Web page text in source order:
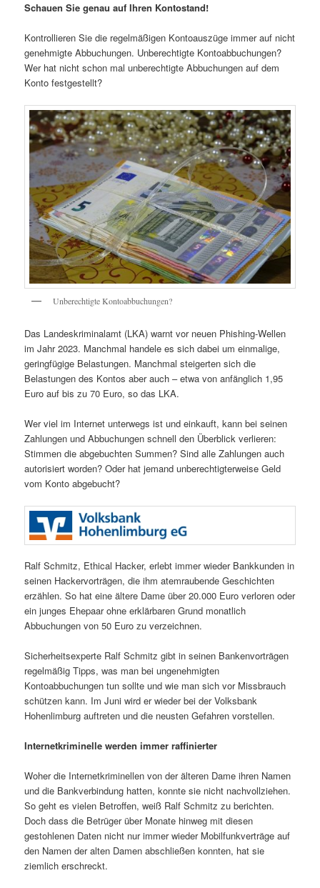
Schauen Sie genau auf Ihren Kontostand!
Kontrollieren Sie die regelmäßigen Kontoauszüge immer auf nicht
genehmigte Abbuchungen. Unberechtigte Kontoabbuchungen?
Wer hat nicht schon mal unberechtigte Abbuchungen auf dem
Konto festgestellt?
Unberechtigte Kontoabbuchungen?
Das Landeskriminalamt (LKA) warnt vor neuen Phishing-Wellen
im Jahr 2023. Manchmal handele es sich dabei um einmalige,
geringfügige Belastungen. Manchmal steigerten sich die
Belastungen des Kontos aber auch – etwa von anfänglich 1,95
Euro auf bis zu 70 Euro, so das LKA.
Wer viel im Internet unterwegs ist und einkauft, kann bei seinen
Zahlungen und Abbuchungen schnell den Überblick verlieren:
Stimmen die abgebuchten Summen? Sind alle Zahlungen auch
autorisiert worden? Oder hat jemand unberechtigterweise Geld
vom Konto abgebucht?
Ralf Schmitz, Ethical Hacker, erlebt immer wieder Bankkunden in
seinen Hackervorträgen, die ihm atemraubende Geschichten
erzählen. So hat eine ältere Dame über 20.000 Euro verloren oder
ein junges Ehepaar ohne erklärbaren Grund monatlich
Abbuchungen von 50 Euro zu verzeichnen.
Sicherheitsexperte Ralf Schmitz gibt in seinen Bankenvorträgen
regelmäßig Tipps, was man bei ungenehmigten
Kontoabbuchungen tun sollte und wie man sich vor Missbrauch
schützen kann. Im Juni wird er wieder bei der Volksbank
Hohenlimburg auftreten und die neusten Gefahren vorstellen.
Internetkriminelle werden immer raffinierter
Woher die Internetkriminellen von der älteren Dame ihren Namen
und die Bankverbindung hatten, konnte sie nicht nachvollziehen.
So geht es vielen Betroffen, weiß Ralf Schmitz zu berichten.
Doch dass die Betrüger über Monate hinweg mit diesen
gestohlenen Daten nicht nur immer wieder Mobilfunkverträge auf
den Namen der alten Damen abschließen konnten, hat sie
ziemlich erschreckt.